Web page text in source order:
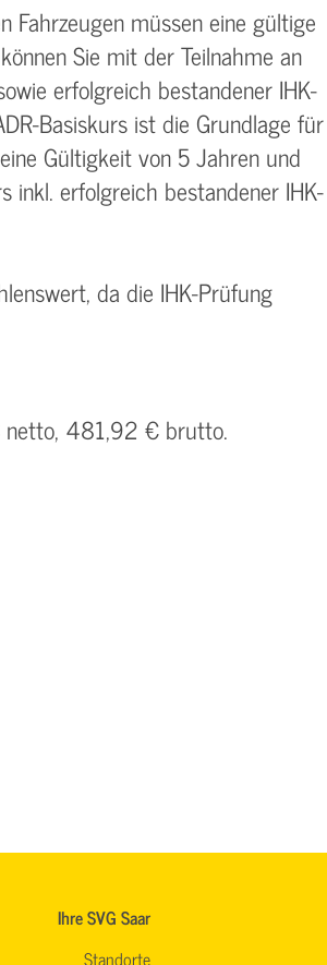
Fahrzeugen müssen eine gültige
Sie mit der Teilnahme an
erfolgreich bestandener IHK-
Basiskurs ist die Grundlage für
Gültigkeit von 5 Jahren und
inkl. erfolgreich bestandener IHK-
da die IHK-Prüfung
netto, 481,92 € brutto.
Ihre SVG Saar
Standorte